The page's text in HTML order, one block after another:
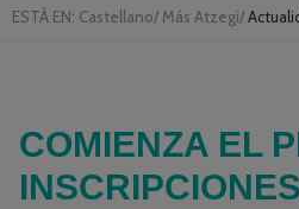
ESTÁ EN: Castellano/ Más Atzegi/
COMIENZA EL